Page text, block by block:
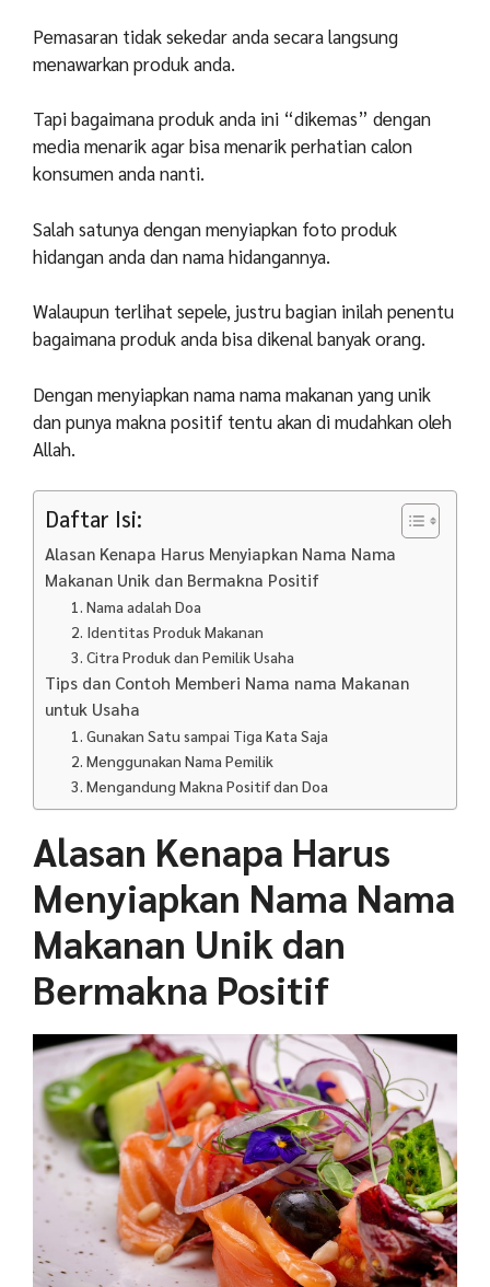
Pemasaran tidak sekedar anda secara langsung
menawarkan produk anda.
Tapi bagaimana produk anda ini “dikemas” dengan
media menarik agar bisa menarik perhatian calon
konsumen anda nanti.
Salah satunya dengan menyiapkan foto produk
hidangan anda dan nama hidangannya.
Walaupun terlihat sepele, justru bagian inilah penentu
bagaimana produk anda bisa dikenal banyak orang.
Dengan menyiapkan nama nama makanan yang unik
dan punya makna positif tentu akan di mudahkan oleh
Allah.
Daftar Isi:
Alasan Kenapa Harus Menyiapkan Nama Nama
Makanan Unik dan Bermakna Positif
1. Nama adalah Doa
2. Identitas Produk Makanan
3. Citra Produk dan Pemilik Usaha
Tips dan Contoh Memberi Nama nama Makanan
untuk Usaha
1. Gunakan Satu sampai Tiga Kata Saja
2. Menggunakan Nama Pemilik
3. Mengandung Makna Positif dan Doa
Alasan Kenapa Harus
Menyiapkan Nama Nama
Makanan Unik dan
Bermakna Positif